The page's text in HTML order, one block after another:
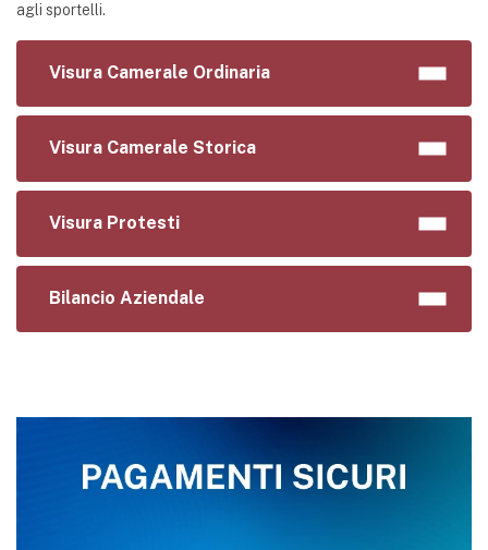
agli sportelli.
Visura Camerale Ordinaria
Visura Camerale Storica
Visura Protesti
Bilancio Aziendale